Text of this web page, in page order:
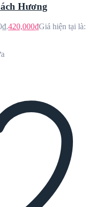
Hương
420,000₫Giá hiện tại là: